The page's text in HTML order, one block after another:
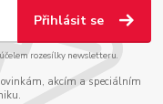
Přihlásit se
rozesílky newsletteru.
akcím a speciálním